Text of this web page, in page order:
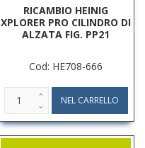
RICAMBIO HEINIG
XPLORER PRO CILINDRO DI
ALZATA FIG. PP21
Cod: HE708-666